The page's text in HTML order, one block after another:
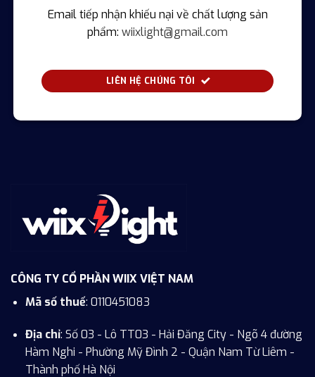
Email tiếp nhận khiếu nại về chất lượng sản
phẩm: wiixlight@gmail.com
LIÊN HỆ CHÚNG TÔI
CÔNG TY CỔ PHẦN WIIX VIỆT NAM
Mã số thuế: 0110451083
Địa chỉ: Số 03 - Lô TT03 - Hải Đăng City - Ngõ 4 đường
Hàm Nghi - Phường Mỹ Đình 2 - Quận Nam Từ Liêm -
Thành phố Hà Nội